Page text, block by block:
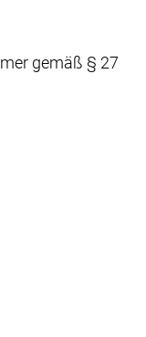
gemäß § 27